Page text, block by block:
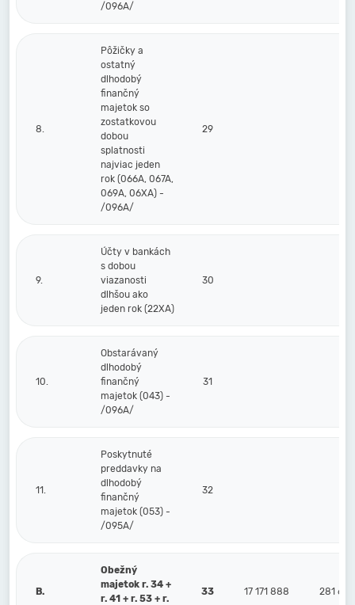
/096A/
8.
Pôžičky a
ostatný
dlhodobý
finančný
majetok so
zostatkovou
dobou
splatnosti
najviac jeden
rok (066A, 067A,
069A, 06XA) -
/096A/
29
9.
Účty v bankách
s dobou
viazanosti
dlhšou ako
jeden rok (22XA)
30
10.
Obstarávaný
dlhodobý
finančný
majetok (043) -
/096A/
31
11.
Poskytnuté
preddavky na
dlhodobý
finančný
majetok (053) -
/095A/
32
B.
Obežný
majetok r. 34 +
r. 41 + r. 53 + r.
33 17 171 888 281 611